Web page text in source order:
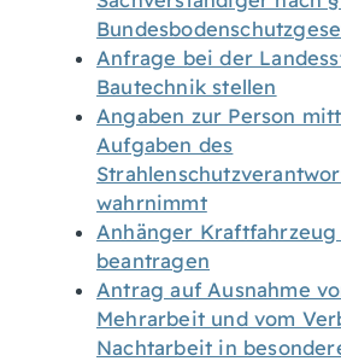
Anfrage bei der
Bautechnik stellen
Angaben zur Person
Aufgaben des
wahrnimmt
Anhänger Kraftfahrzeug
beantragen
Antrag auf Ausnahme
Mehrarbeit und vom
Nachtarbeit in